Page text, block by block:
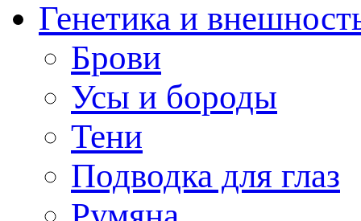
Генетика и
Брови
Усы и бороды
Тени
Подводка для глаз